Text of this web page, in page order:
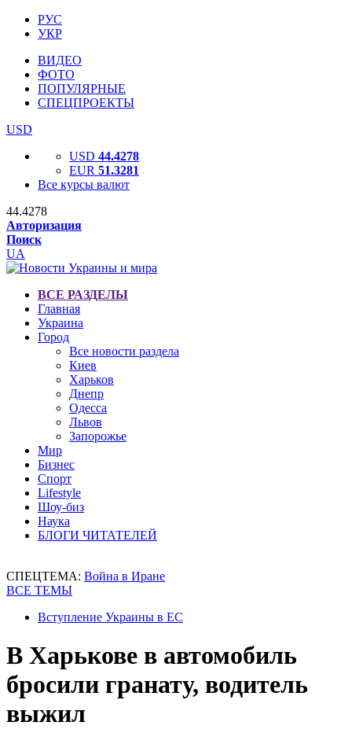
РУС
УКР
ВИДЕО
ФОТО
ПОПУЛЯРНЫЕ
СПЕЦПРОЕКТЫ
USD
USD 44.4278
EUR 51.3281
Все курсы валют
44.4278
Авторизация
Поиск
UA
ВСЕ РАЗДЕЛЫ
Главная
Украина
Город
Все новости раздела
Киев
Харьков
Днепр
Одесса
Львов
Запорожье
Мир
Бизнес
Спорт
Lifestyle
Шоу-биз
Наука
БЛОГИ ЧИТАТЕЛЕЙ
СПЕЦТЕМА: Война в Иране
ВСЕ ТЕМЫ
Вступление Украины в ЕС
В Харькове в автомобиль
бросили гранату, водитель
выжил